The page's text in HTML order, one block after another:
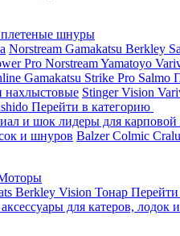
шнуры
Norstream Gamakatsu Berkley
Pro NorstreamYamatoyo
Gamakatsu Strike Pro Salmo
StingerVision
Перейти в категорию
и шок лидеры для карповой
и шнуров BalzerColmic
Berkley Vision Тонар
для катеров, лодок